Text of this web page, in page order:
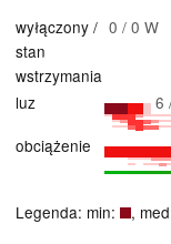
wyłączony /
stan
wstrzymania
0 / 0 W
luz
6
obciążenie
Legenda: min: ,